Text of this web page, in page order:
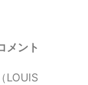
メント
LOUIS